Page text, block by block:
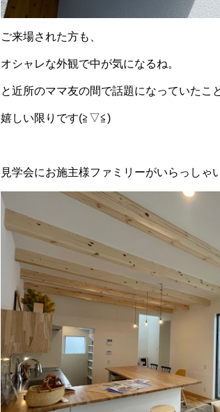
ご来場された方も、
オシャレな外観で中が気になるね。
と近所のママ友の間で話題になっていたこ
嬉しい限りです(≧▽≦)
見学会にお施主様ファミリーがいらっし